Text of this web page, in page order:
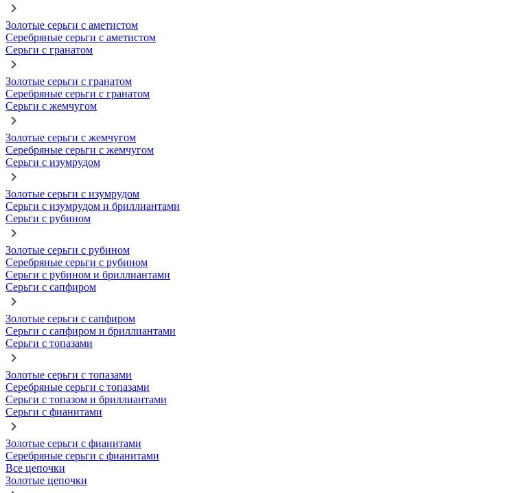
Золотые серьги с аметистом
Серебряные серьги с аметистом
Серьги с гранатом
Золотые серьги с гранатом
Серебряные серьги с гранатом
Серьги с жемчугом
Золотые серьги с жемчугом
Серебряные серьги с жемчугом
Серьги с изумрудом
Золотые серьги с изумрудом
Серьги с изумрудом и бриллиантами
Серьги с рубином
Золотые серьги с рубином
Серебряные серьги с рубином
Серьги с рубином и бриллиантами
Серьги с сапфиром
Золотые серьги с сапфиром
Серьги с сапфиром и бриллиантами
Серьги с топазами
Золотые серьги с топазами
Серебряные серьги с топазами
Серьги с топазом и бриллиантами
Серьги с фианитами
Золотые серьги с фианитами
Серебряные серьги с фианитами
Все цепочки
Золотые цепочки